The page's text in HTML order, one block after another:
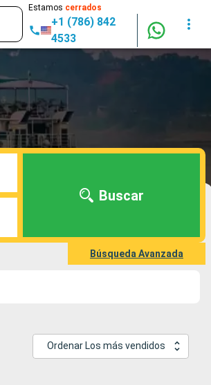
Estamos cerrados
+1 (786) 842
4533
Buscar
Búsqueda Avanzada
Ordenar Los más vendidos